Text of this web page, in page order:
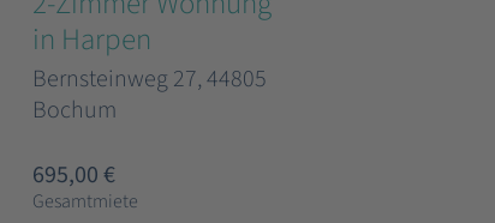
in Harpen
Bernsteinweg 27, 44805
Bochum
695,00 €
Gesamtmiete